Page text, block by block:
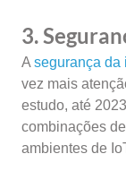
3.
A segurança da
vez mais
estudo, até
combinações de
ambientes de